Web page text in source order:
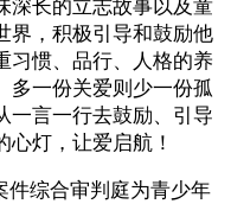
深长的立志故事以及童
界，积极引导和鼓励他
习惯、品行、人格的养
多一份关爱则少一份孤
一言一行去鼓励、引导
灯，让爱启航！
件综合审判庭为青少年